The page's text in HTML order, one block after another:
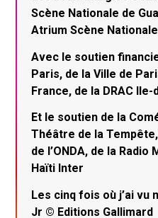
Scène Nationale de
Atrium Scène
Avec le soutien
Paris, de la Ville de
France, de la DRAC
Et le soutien de la
Théâtre de la
de l’ONDA, de la
Haïti Inter
Les cinq fois où j’ai vu
Jr © Editions Gallimard